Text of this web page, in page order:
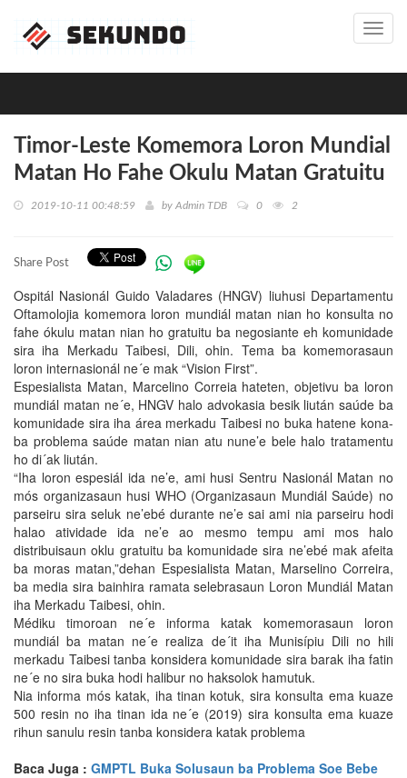
Timor-Leste Komemora Loron Mundial
Matan Ho Fahe Okulu Matan Gratuitu
2019-10-11 00:48:59 by Admin TDB 0 2
Share Post
Ospitál Nasionál Guido Valadares (HNGV) liuhusi Departamentu
Oftamolojia komemora loron mundiál matan nian ho konsulta no
fahe ókulu matan nian ho gratuitu ba negosiante eh komunidade
sira iha Merkadu Taibesi, Dili, ohin. Tema ba komemorasaun
loron internasionál ne´e mak “Vision First”.
Espesialista Matan, Marcelino Correia hateten, objetivu ba loron
mundiál matan ne´e, HNGV halo advokasia besik liután saúde ba
komunidade sira iha área merkadu Taibesi no buka hatene kona-
ba problema saúde matan nian atu nune’e bele halo tratamentu
ho di´ak liután.
“Iha loron espesiál ida ne’e, ami husi Sentru Nasionál Matan no
mós organizasaun husi WHO (Organizasaun Mundiál Saúde) no
parseiru sira seluk ne’ebé durante ne’e sai ami nia parseiru hodi
halao atividade ida ne’e ao mesmo tempu ami mos halo
distribuisaun oklu gratuitu ba komunidade sira ne’ebé mak afeita
ba moras matan,”dehan Espesialista Matan, Marselino Correira,
ba media sira bainhira ramata selebrasaun Loron Mundiál Matan
iha Merkadu Taibesi, ohin.
Médiku timoroan ne´e informa katak komemorasaun loron
mundiál ba matan ne´e realiza de´it iha Munisípiu Dili no hili
merkadu Taibesi tanba konsidera komunidade sira barak iha fatin
ne´e no sira buka hodi halibur no haksolok hamutuk.
Nia informa mós katak, iha tinan kotuk, sira konsulta ema kuaze
500 resin no iha tinan ida ne´e (2019) sira konsulta ema kuaze
rihun sanulu resin tanba konsidera katak problema
Baca Juga : GMPTL Buka Solusaun ba Problema Soe Bebe